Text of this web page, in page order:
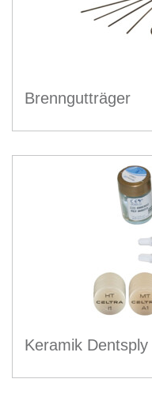
Brenngutträger
Keramik Dentsply